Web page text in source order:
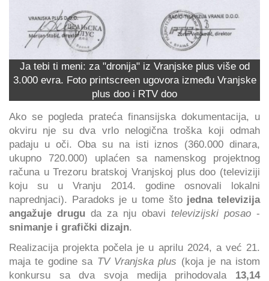
Ja tebi ti meni: za "dronija" iz Vranjske plus više od
3.000 evra. Foto printscreen ugovora između Vranjske
plus doo i RTV doo
Ako se pogleda prateća finansijska dokumentacija, u
okviru nje su dva vrlo nelogična troška koji odmah
padaju u oči. Oba su na isti iznos (360.000 dinara,
ukupno 720.000) uplaćen sa namenskog projektnog
računa u Trezoru bratskoj Vranjskoj plus doo (televiziji
koju su u Vranju 2014. godine osnovali lokalni
naprednjaci). Paradoks je u tome što jedna televizija
angažuje drugu da za nju obavi televizijski posao -
snimanje i grafički dizajn.
Realizacija projekta počela je u aprilu 2024, a već 21.
maja te godine sa TV Vranjska plus (koja je na istom
konkursu sa dva svoja medija prihodovala 13,14